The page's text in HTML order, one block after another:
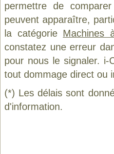
permettre de
peuvent apparaître,
la catégorie Machines
constatez une erreur
pour nous le signaler. i-
tout dommage direct ou
(*) Les délais sont
d'information.